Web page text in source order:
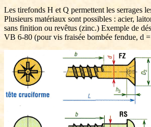
Les tirefonds H et Q permettent les serrages
Plusieurs matériaux sont possibles : acier,
sans finition ou revêtus (zinc.) Exemple de
VB 6-80 (pour vis fraisée bombée fendue, d